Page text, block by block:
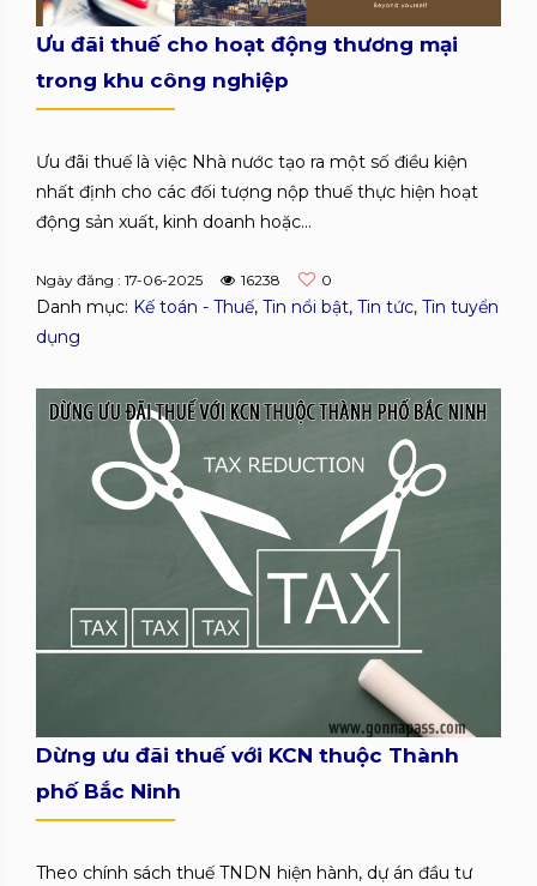
Ưu đãi thuế cho hoạt động thương mại
trong khu công nghiệp
Ưu đãi thuế là việc Nhà nước tạo ra một số điều kiện
nhất định cho các đối tượng nộp thuế thực hiện hoạt
động sản xuất, kinh doanh hoặc...
Ngày đăng : 17-06-2025 16238 0
Danh mục: Kế toán - Thuế, Tin nổi bật, Tin tức, Tin tuyển
dụng
Dừng ưu đãi thuế với KCN thuộc Thành
phố Bắc Ninh
Theo chính sách thuế TNDN hiện hành, dự án đầu tư